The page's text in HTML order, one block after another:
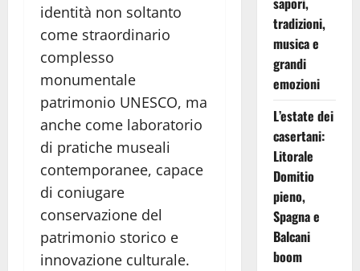
identità non soltanto
come straordinario
complesso
monumentale
patrimonio UNESCO, ma
anche come laboratorio
di pratiche museali
contemporanee, capace
di coniugare
conservazione del
patrimonio storico e
innovazione culturale.
tradizioni,
musica e
grandi
emozioni
L’estate dei
casertani:
Litorale
Domitio
pieno,
Spagna e
Balcani
boom